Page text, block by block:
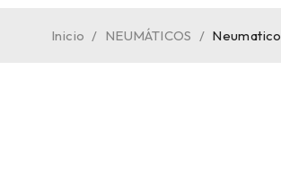
Inicio / NEUMÁTICOS / Neumatico